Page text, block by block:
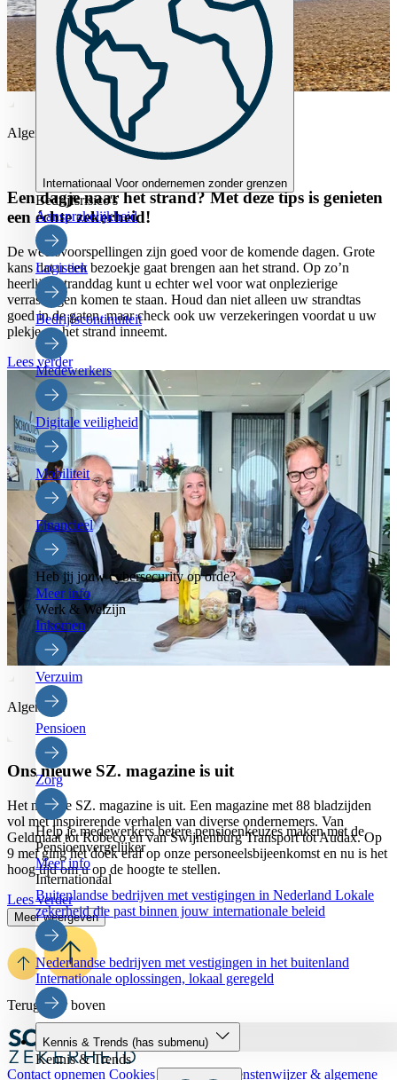
Internationaal Voor ondernemen zonder grenzen
Bedrijfsrisico's
Aansprakelijkheid
Logistiek
Bedrijfscontinuiteit
Medewerkers
Digitale veiligheid
Mobiliteit
Financieel
Heb jij jouw cybersecurity op orde?
Meer info
Werk & Welzijn
Inkomen
Verzuim
Pensioen
Zorg
Help je medewerkers betere pensioenkeuzes maken met de
Pensioenvergelijker
Meer info
Internationaal
Buitenlandse bedrijven met vestigingen in Nederland Lokale
zekerheid die past binnen jouw internationale beleid
Nederlandse bedrijven met vestigingen in het buitenland
Internationale oplossingen, lokaal geregeld
Kennis & Trends (has submenu)
Kennis & Trends
Algemeen
Een dagje naar het strand? Met deze tips is genieten
een échte zekerheid!
De weersvoorspellingen zijn goed voor de komende dagen. Grote
kans dat u een bezoekje gaat brengen aan het strand. Op zo’n
heerlijke stranddag kunt u echter wel voor wat onplezierige
verrassingen komen te staan. Houd dan niet alleen uw strandtas
goed in de gaten, maar check ook uw verzekeringen voordat u uw
plekje op het strand inneemt.
Lees verder
Algemeen
Ons nieuwe SZ. magazine is uit
Het nieuwe SZ. magazine is uit. Een magazine met 88 bladzijden
vol met inspirerende verhalen van diverse ondernemers. Van
Geldmaat tot Robeco en van Swijnenburg Transport tot Audax. Op
9 mei ging het doek eraf op onze personeelsbijeenkomst en nu is het
hoog tijd om u op de hoogte te stellen.
Lees verder
Meer weergeven
Terug naar boven
Contact opnemen Cookies Dienstenwijzer & algemene